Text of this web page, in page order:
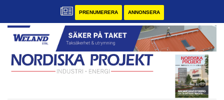
PRENUMERERA ANNONSERA